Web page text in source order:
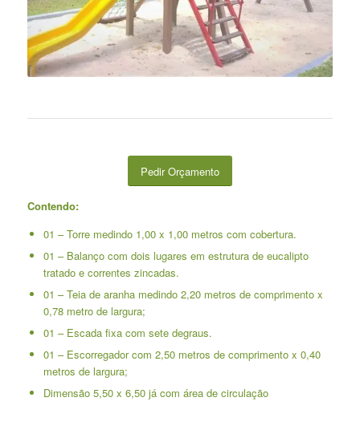
Pedir Orçamento
Contendo:
01 – Torre medindo 1,00 x 1,00 metros com cobertura.
01 – Balanço com dois lugares em estrutura de eucalipto
tratado e correntes zincadas.
01 – Teia de aranha medindo 2,20 metros de comprimento x
0,78 metro de largura;
01 – Escada fixa com sete degraus.
01 – Escorregador com 2,50 metros de comprimento x 0,40
metros de largura;
Dimensão 5,50 x 6,50 já com área de circulação